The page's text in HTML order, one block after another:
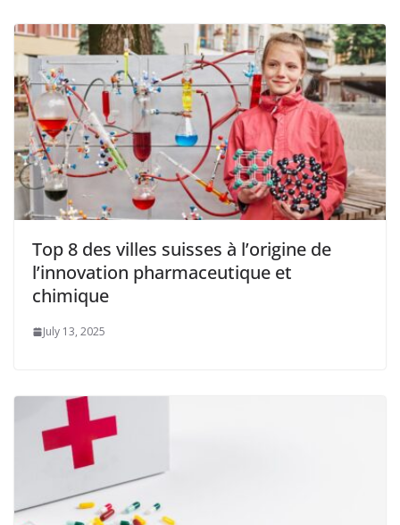
Top 8 des villes suisses à l’origine de
l’innovation pharmaceutique et
chimique
July 13, 2025